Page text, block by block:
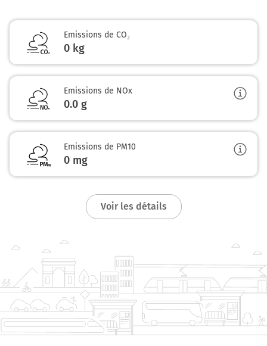
Emissions de CO₂
0 kg
Emissions de NOx
0.0 g
Emissions de PM10
0 mg
Voir les détails